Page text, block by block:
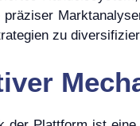
präziser
zu